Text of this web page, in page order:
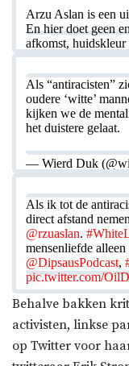
Arzu Aslan is een
En hier doet geen
afkomst,
pic.twitter.com/
— Jelmer Visser
Als “antiracisten”
oudere ‘witte’
kijken we de
het duistere gelaat.
— Wierd Duk
Als ik tot de
direct afstand
@rzuaslan.
mensenliefde
@DipsausPodcast,
pic.twitter.com/
— Jamal Ouariachi
Behalve bakken
activisten, linkse
op Twitter voor